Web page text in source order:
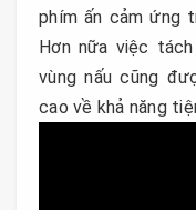
phím ấn cảm ứng
Hơn nữa việc
vùng nấu cũng
cao về khả năng